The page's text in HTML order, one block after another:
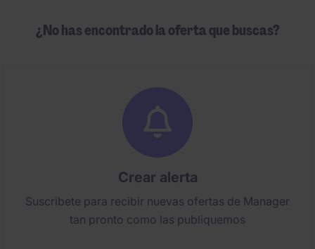
¿No has encontrado la oferta que buscas?
Crear alerta
Suscribete para recibir nuevas ofertas de Manager
tan pronto como las publiquemos